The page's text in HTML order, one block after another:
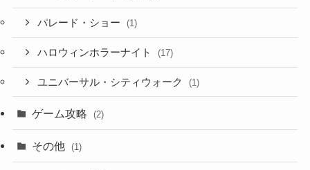
パレード・ショー (1)
ハロウィンホラーナイト (17)
ユニバーサル・シティウォーク (1)
ゲーム攻略 (2)
その他 (1)